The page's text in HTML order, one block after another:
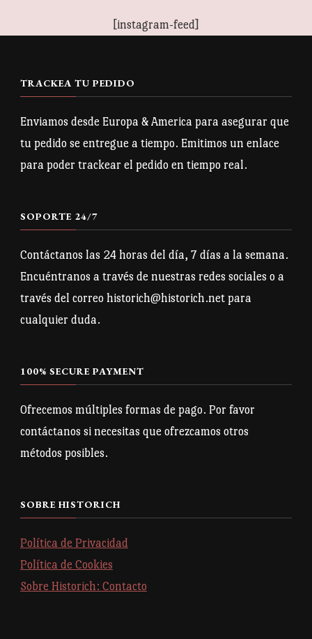
[instagram-feed]
TRACKEA TU PEDIDO
Enviamos desde Europa & America para asegurar que
tu pedido se entregue a tiempo. Emitimos un enlace
para poder trackear el pedido en tiempo real.
SOPORTE 24/7
Contáctanos las 24 horas del día, 7 días a la semana.
Encuéntranos a través de nuestras redes sociales o a
través del correo historich@historich.net para
cualquier duda.
100% SECURE PAYMENT
Ofrecemos múltiples formas de pago. Por favor
contáctanos si necesitas que ofrezcamos otros
métodos posibles.
SOBRE HISTORICH
Política de Privacidad
Política de Cookies
Sobre Historich: Contacto